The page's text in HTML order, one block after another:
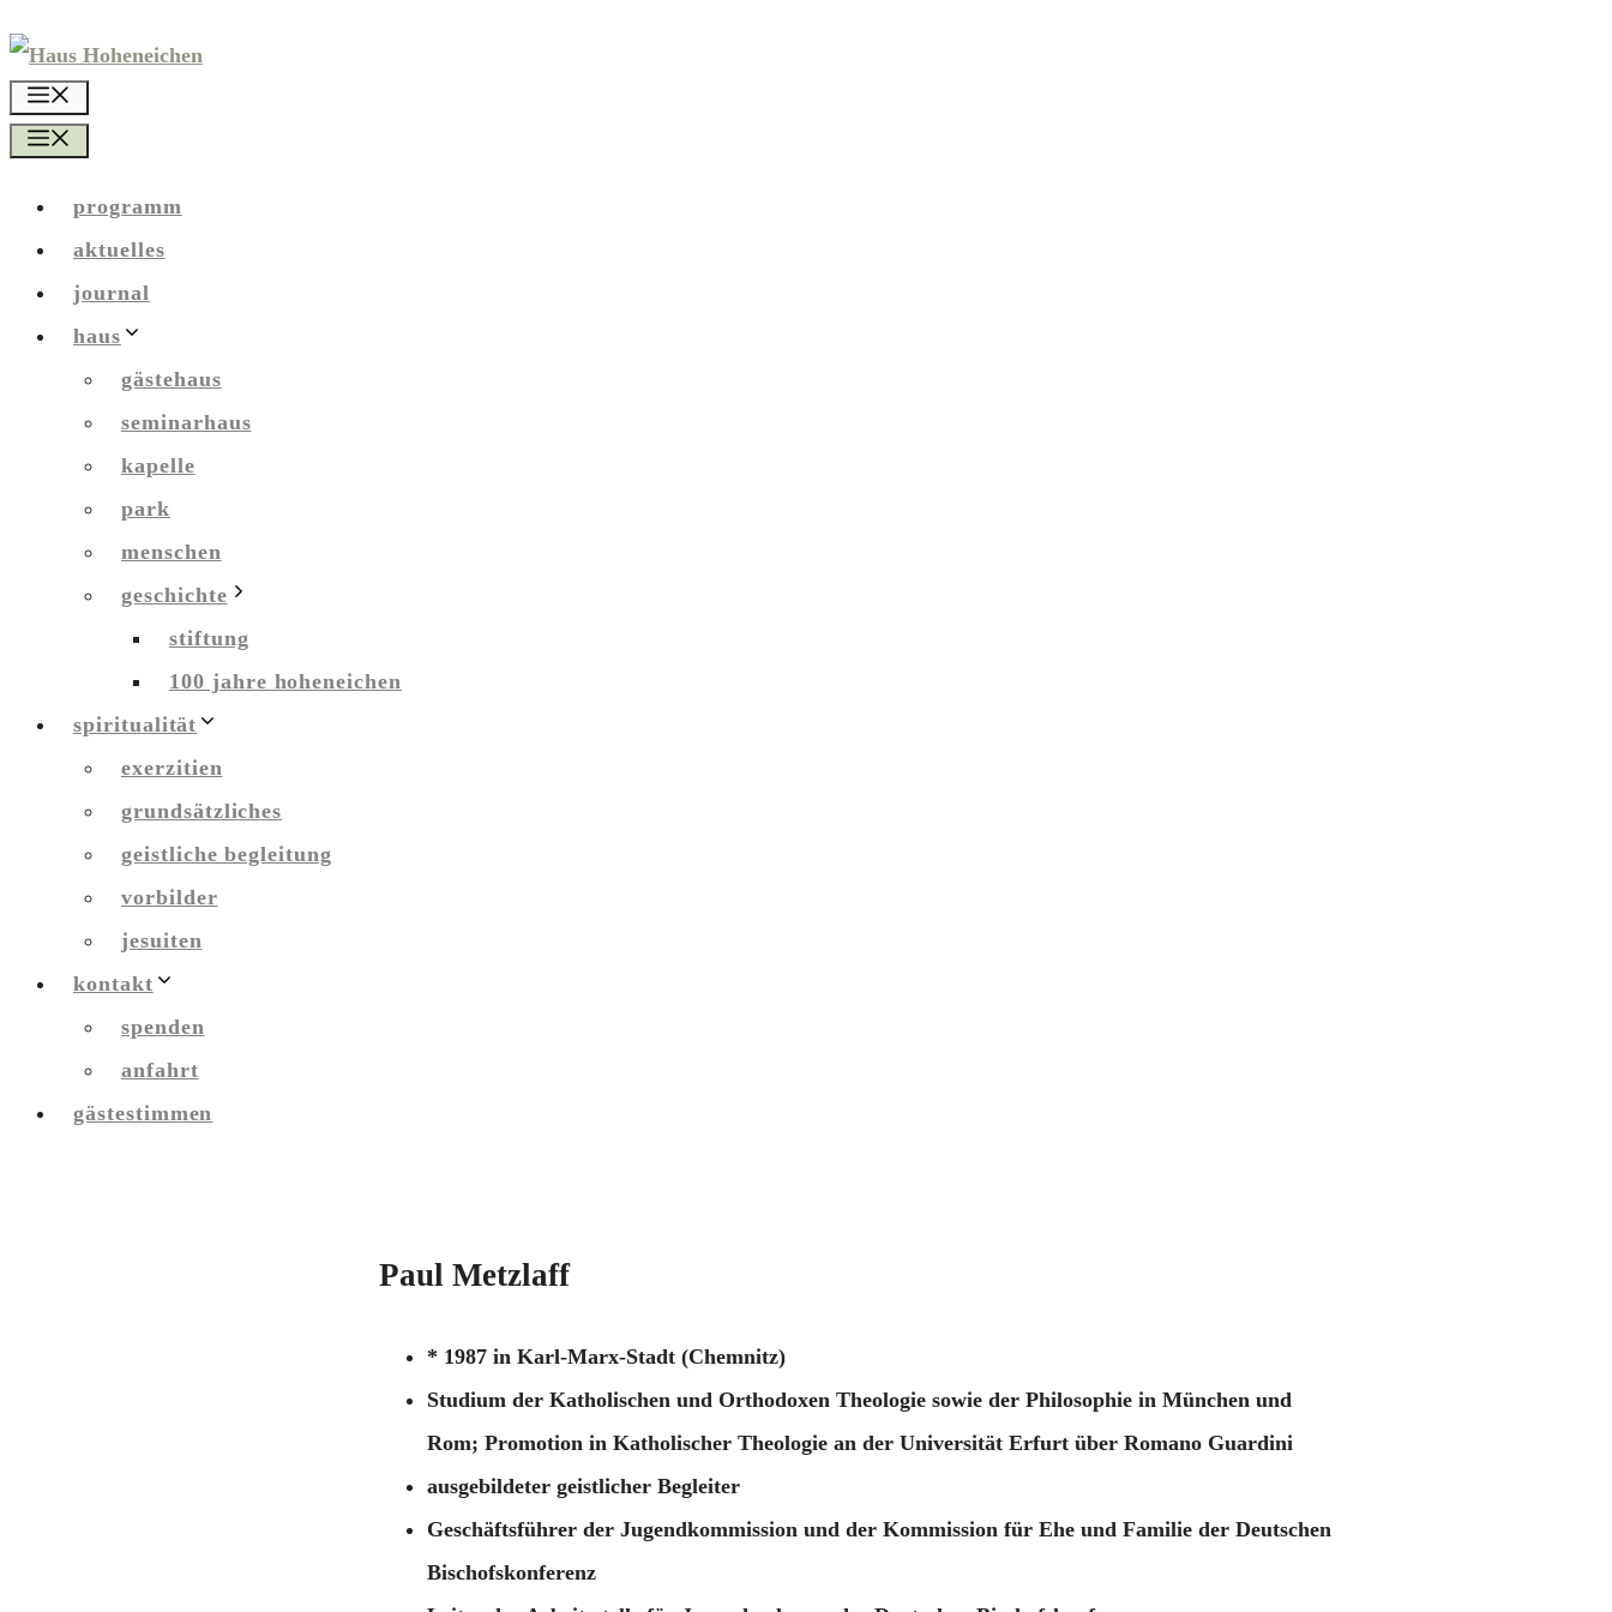
Zum
springen
programm
aktuelles
journal
haus
gästehaus
seminarhaus
kapelle
park
menschen
geschichte
stiftung
100 jahre hoheneichen
spiritualität
exerzitien
grundsätzliches
geistliche begleitung
vorbilder
jesuiten
kontakt
spenden
anfahrt
gästestimmen
Paul Metzlaff
* 1987 in Karl-Marx-Stadt (Chemnitz)
Studium der Katholischen und Orthodoxen Theologie sowie der Philosophie in München und
Rom; Promotion in Katholischer Theologie an der Universität Erfurt über Romano Guardini
ausgebildeter geistlicher Begleiter
Geschäftsführer der Jugendkommission und der Kommission für Ehe und Familie der Deutschen
Bischofskonferenz